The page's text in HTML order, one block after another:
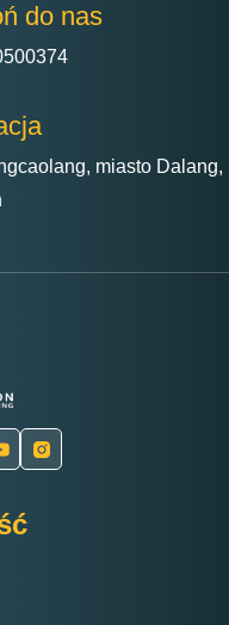
do nas
miasto Dalang,